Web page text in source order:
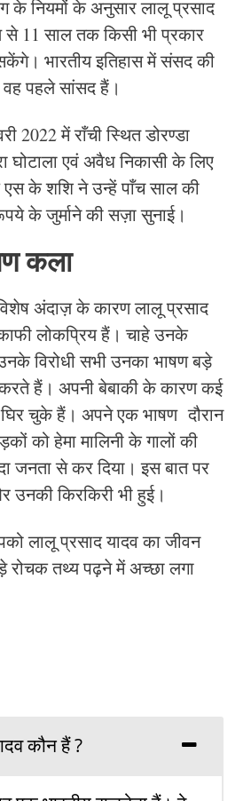
के नियमों के अनुसार लालू प्रसाद
से 11 साल तक किसी भी प्रकार
भारतीय इतिहास में संसद की
वह पहले सांसद हैं।
2022 में राँची स्थित डोरण्डा
घोटाला एवं अवैध निकासी के लिए
के शशि ने उन्हें पाँच साल की
के जुर्माने की सज़ा सुनाई।
कला
अंदाज़ के कारण लालू प्रसाद
लोकप्रिय हैं। चाहे उनके
विरोधी सभी उनका भाषण बड़े
हैं। अपनी बेबाकी के कारण कई
घिर चुके हैं। अपने एक भाषण दौरान
को हेमा मालिनी के गालों की
जनता से कर दिया। इस बात पर
उनकी किरकिरी भी हुई।
लालू प्रसाद यादव का जीवन
रोचक तथ्य पढ़ने में अच्छा लगा
कौन हैं ?